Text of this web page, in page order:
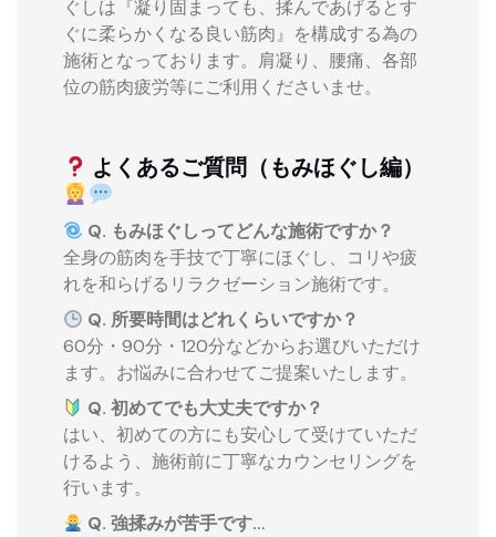
ぐしは『凝り固まっても、揉んであげるとす
ぐに柔らかくなる良い筋肉』を構成する為の
施術となっております。肩凝り、腰痛、各部
位の筋肉疲労等にご利用くださいませ。
よくあるご質問（もみほぐし編）
Q. もみほぐしってどんな施術ですか？
全身の筋肉を手技で丁寧にほぐし、コリや疲
れを和らげるリラクゼーション施術です。
Q. 所要時間はどれくらいですか？
60分・90分・120分などからお選びいただけ
ます。お悩みに合わせてご提案いたします。
Q. 初めてでも大丈夫ですか？
はい、初めての方にも安心して受けていただ
けるよう、施術前に丁寧なカウンセリングを
行います。
Q. 強揉みが苦手です…